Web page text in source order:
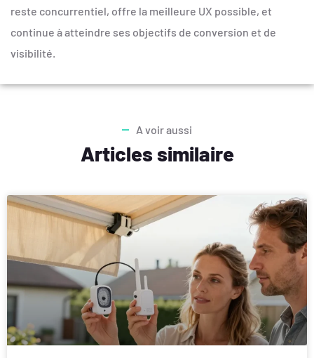
reste concurrentiel, offre la meilleure UX possible, et
continue à atteindre ses objectifs de conversion et de
visibilité.
A voir aussi
Articles similaire